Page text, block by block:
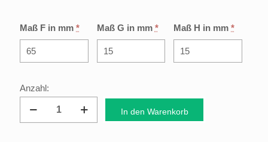
Maß F in mm * Maß G in mm * Maß H in mm *
Typ
In den Warenkorb